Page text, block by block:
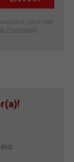
você está
Privacidade